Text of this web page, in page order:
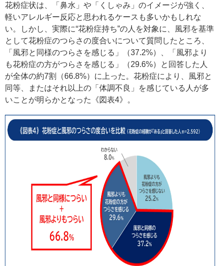
花粉症状は、「鼻水」や「くしゃみ」のイメージが強く、
軽いアレルギー反応と思われるケースも多いかもしれな
い。しかし、実際に“花粉症持ち”の人を対象に、風邪を基準
として花粉症のつらさの度合いについて質問したところ、
「風邪と同様のつらさを感じる」（37.2%）、「風邪より
も花粉症の方がつらさを感じる」（29.6%）と回答した人
が全体の約7割（66.8%）に上った。花粉症により、風邪と
同等、またはそれ以上の「体調不良」を感じている人が多
いことが明らかとなった《図表4》。